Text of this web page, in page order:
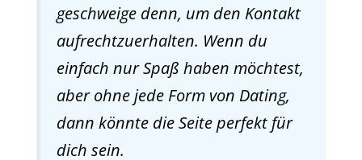
geschweige denn, um den Kontakt
aufrechtzuerhalten. Wenn du
einfach nur Spaß haben möchtest,
aber ohne jede Form von Dating,
dann könnte die Seite perfekt für
dich sein.